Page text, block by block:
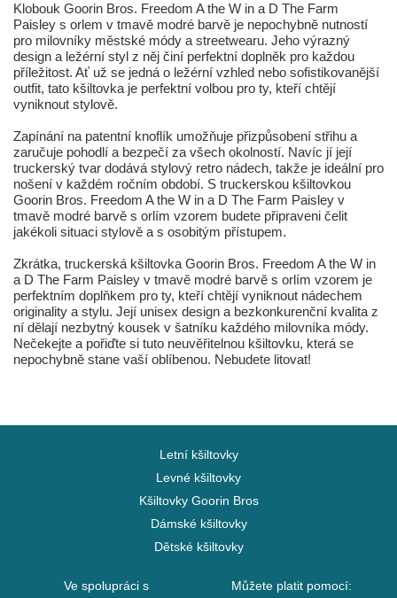
Klobouk Goorin Bros. Freedom A the W in a D The Farm
Paisley s orlem v tmavě modré barvě je nepochybně nutností
pro milovníky městské módy a streetwearu. Jeho výrazný
design a ležérní styl z něj činí perfektní doplněk pro každou
příležitost. Ať už se jedná o ležérní vzhled nebo sofistikovanější
outfit, tato kšiltovka je perfektní volbou pro ty, kteří chtějí
vyniknout stylově.
Zapínání na patentní knoflík umožňuje přizpůsobení střihu a
zaručuje pohodlí a bezpečí za všech okolností. Navíc jí její
truckerský tvar dodává stylový retro nádech, takže je ideální pro
nošení v každém ročním období. S truckerskou kšiltovkou
Goorin Bros. Freedom A the W in a D The Farm Paisley v
tmavě modré barvě s orlím vzorem budete připraveni čelit
jakékoli situaci stylově a s osobitým přístupem.
Zkrátka, truckerská kšiltovka Goorin Bros. Freedom A the W in
a D The Farm Paisley v tmavě modré barvě s orlím vzorem je
perfektním doplňkem pro ty, kteří chtějí vyniknout nádechem
originality a stylu. Její unisex design a bezkonkurenční kvalita z
ní dělají nezbytný kousek v šatníku každého milovníka módy.
Nečekejte a pořiďte si tuto neuvěřitelnou kšiltovku, která se
nepochybně stane vaší oblíbenou. Nebudete litovat!
Letní kšiltovky
Levné kšiltovky
Kšiltovky Goorin Bros
Dámské kšiltovky
Dětské kšiltovky
Ve spolupráci s
Můžete platit pomocí: